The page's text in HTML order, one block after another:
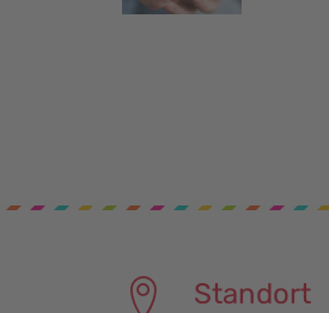
Standort